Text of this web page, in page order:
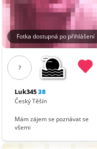
Fotka dostupná po přihlášení
?
Luk34538
Český Těšín
Mám zájem se poznávat se
všemi